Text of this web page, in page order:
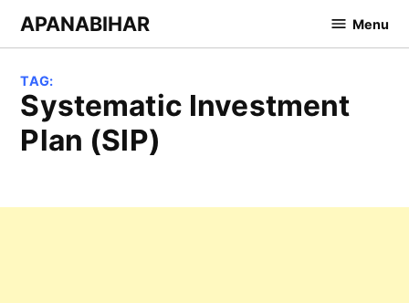
SkipAPANABIHAR Menu
TAG:
Systematic Investment
Plan (SIP)